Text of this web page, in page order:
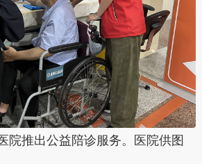
院推出公益陪诊服务。医院供图